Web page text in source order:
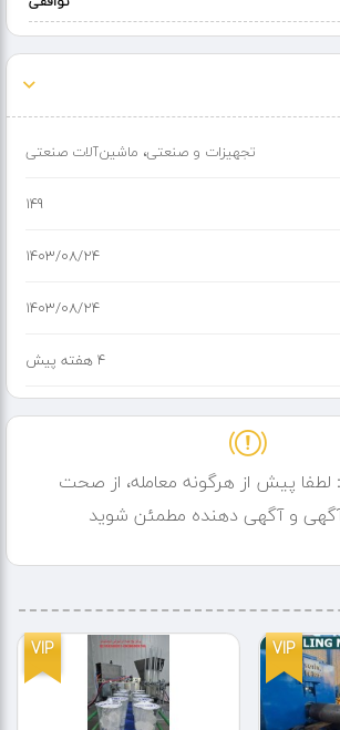
تجهیزات و صنعتی، ماشین‌آلات صنعتی
149
۱۴۰۳/۰۸/۲۴
۱۴۰۳/۰۸/۲۴
4 هفته پیش
لطفا پیش از هرگونه معامله، از صحت
و آگهی دهنده مطمئن شوید
VIP
VIP